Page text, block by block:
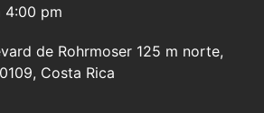
4:00 pm
de Rohrmoser 125 m norte,
Costa Rica